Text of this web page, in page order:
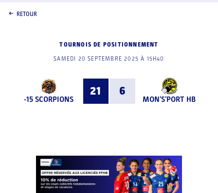
RETOUR
TOURNOIS DE POSITIONNEMENT
SAMEDI 20 SEPTEMBRE 2025 À 15H40
-15 SCORPIONS
21 6
MON'S'PORT HB